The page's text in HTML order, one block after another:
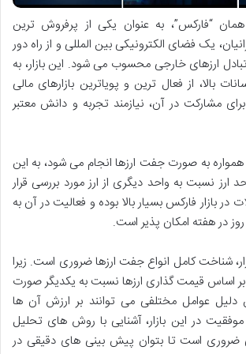
همان “فارکس”، به عنوان یکی از پرفروش ترین
یک فضای الکترونیکی بین المللی و از راه دور
ارزهای خارجی محسوب می شود. این بازار، به
بالا، از فعال ترین و پویاترین بازارهای مالی
مشارکت در آن، نیازمند تجربه و دانش معتبر
همواره به صورت جفت ارزها انجام می شود، به این
ارز نسبت به واحد دیگری از ارز مورد بررسی قرار
بازار فارکس بسیار بالا بوده و فعالیت در آن به
شناخت کامل انواع جفت ارزها ضروری است. زیرا
بر اساس قیمت گذاری ارزها نسبت به یکدیگر صورت
عوامل مختلفی می توانند بر ارزش آن ها
موفقیت در این بازار، آشنایی با روش های تحلیل
ضروری است تا بتوان پیش بینی های دقیقی در